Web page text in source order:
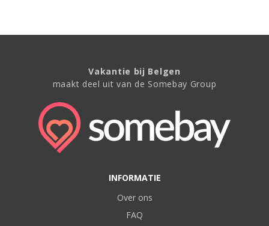
Vakantie bij Belgen
maakt deel uit van de Somebay Group
INFORMATIE
Over ons
FAQ